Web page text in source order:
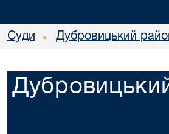
Суди • Дубровицький